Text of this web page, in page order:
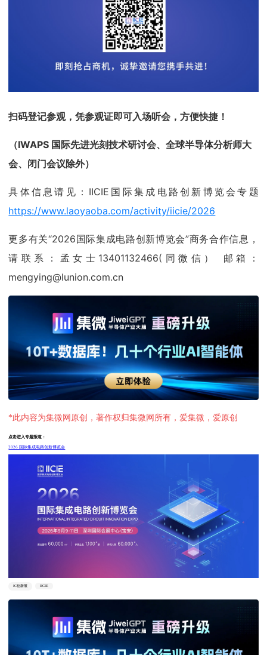
扫码登记参观，凭参观证即可入场听会，方便快捷！
（IWAPS 国际先进光刻技术研讨会、全球半导体分析师大
会、闭门会议除外）
具体信息请见：IICIE国际集成电路创新博览会专题
https://www.laoyaoba.com/activity/iicie/2026
更多有关“2026国际集成电路创新博览会”商务合作信息，
请联系：孟女士13401132466(同微信） 邮箱：
mengying@lunion.com.cn
*此内容为集微网原创，著作权归集微网所有，爱集微，爱原创
点击进入专题报道：
2026 国际集成电路创新博览会
IC创新展 IICIE